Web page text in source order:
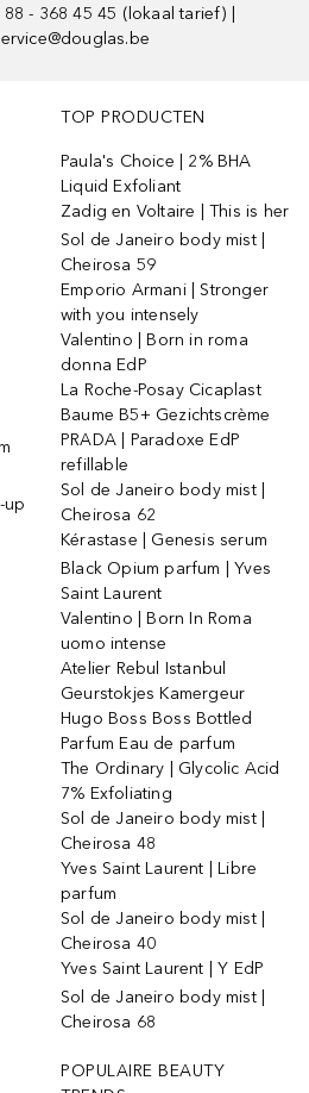
- 368 45 45 (lokaal tarief) |
up
TOP PRODUCTEN
Paula's Choice | 2% BHA
Liquid Exfoliant
Zadig en Voltaire | This is her
Sol de Janeiro body mist |
Cheirosa 59
Emporio Armani | Stronger
with you intensely
Valentino | Born in roma
donna EdP
La Roche-Posay Cicaplast
Baume B5+ Gezichtscrème
PRADA | Paradoxe EdP
refillable
Sol de Janeiro body mist |
Cheirosa 62
Kérastase | Genesis serum
Black Opium parfum | Yves
Saint Laurent
Valentino | Born In Roma
uomo intense
Atelier Rebul Istanbul
Geurstokjes Kamergeur
Hugo Boss Boss Bottled
Parfum Eau de parfum
The Ordinary | Glycolic Acid
7% Exfoliating
Sol de Janeiro body mist |
Cheirosa 48
Yves Saint Laurent | Libre
parfum
Sol de Janeiro body mist |
Cheirosa 40
Yves Saint Laurent | Y EdP
Sol de Janeiro body mist |
Cheirosa 68
POPULAIRE BEAUTY